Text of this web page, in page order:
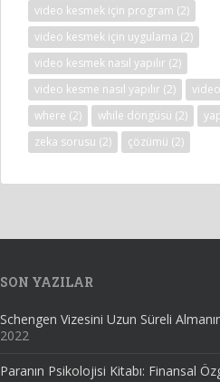
video kesmek için program (2)
video kesmek için uygulama (2)
video kesmek nasıl yapılır (2)
video kesme nasıl yapılır (2)
where (2) while döngüsü (2)
zeka sorusu (2) çözümü (2)
SON YAZILAR
Schengen Vizesini Uzun Süreli
2022
Paranın Psikolojisi Kitabı: Finansal